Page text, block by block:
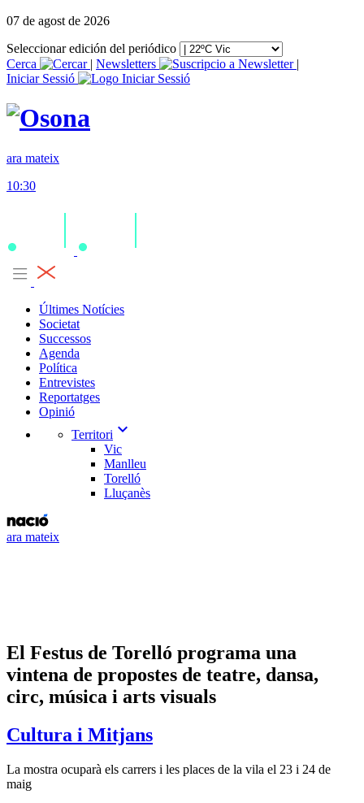
07 de agost de 2026
Seleccionar edición del periódico
Cerca
| Newsletters
|
Iniciar Sessió
ara mateix
10:30
Últimes Notícies
Societat
Successos
Agenda
Política
Entrevistes
Reportatges
Opinió
Territori expand_more
Vic
Manlleu
Torelló
Lluçanès
ara mateix
El Festus de Torelló programa una
vintena de propostes de teatre, dansa,
circ, música i arts visuals
Cultura i Mitjans
La mostra ocuparà els carrers i les places de la vila el 23 i 24 de
maig